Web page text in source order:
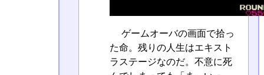
ゲームオーバの画面で拾っ
た命。残りの人生はエキスト
ラステージなのだ。不意に死